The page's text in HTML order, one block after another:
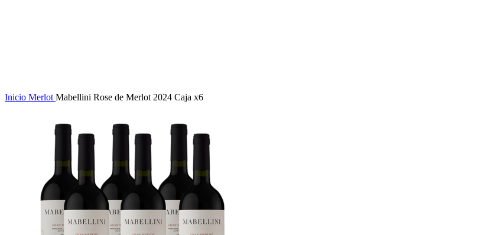
Inicio Merlot Mabellini Rose de Merlot 2024 Caja x6